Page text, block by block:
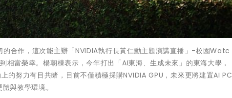
合作，這次能主辦「NVIDIA執行長黃仁勳主題演講直播」-校園Watc
當榮幸。楊朝棟表示，今年打出「AI東海、生成未來」的東海大學，
的努力有目共睹，目前不僅積極採購NVIDIA GPU，未來更將建置AI PC
與教學環境。